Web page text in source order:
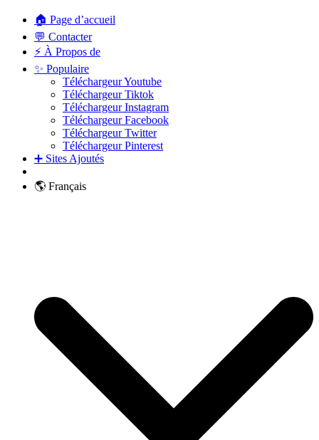
🏠 Page d’accueil
💬 Contacter
⚡ À Propos de
✨ Populaire
Téléchargeur Youtube
Téléchargeur Tiktok
Téléchargeur Instagram
Téléchargeur Facebook
Téléchargeur Twitter
Téléchargeur Pinterest
➕ Sites Ajoutés
🌎 Français